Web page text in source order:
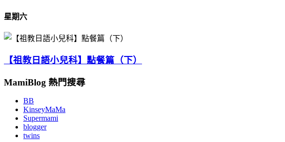
星期六
【祖教日語小兒科】點餐篇（下）
MamiBlog 熱門搜尋
BB
KinseyMaMa
Supermami
blogger
twins